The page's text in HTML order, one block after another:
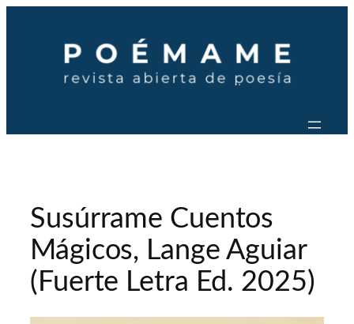
contenido
Susúrrame Cuentos
Mágicos, Lange Aguiar
(Fuerte Letra Ed. 2025)